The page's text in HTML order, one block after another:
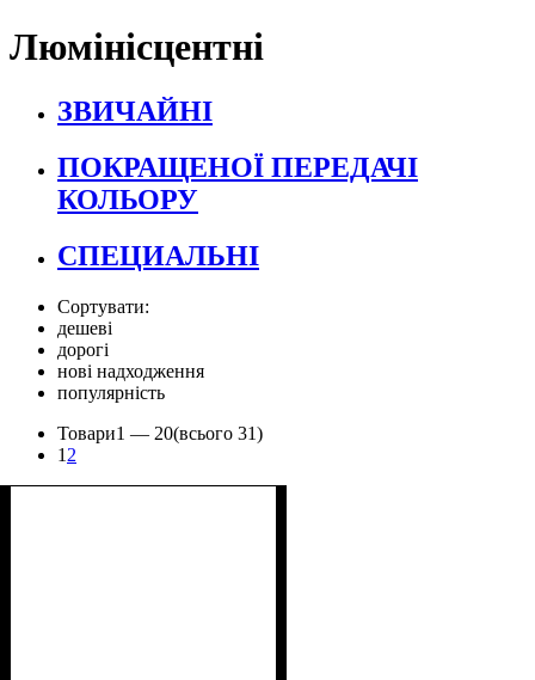
Люмінісцентні
ЗВИЧАЙНІ
ПОКРАЩЕНОЇ ПЕРЕДАЧІ
КОЛЬОРУ
СПЕЦИАЛЬНІ
Сортувати:
дешеві
дорогі
нові надходження
популярність
Товари1 — 20(всього 31)
1 2